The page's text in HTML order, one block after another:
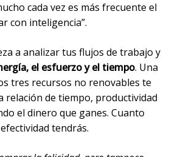
cada vez es más frecuente el
con inteligencia”.
a analizar tus flujos de trabajo y
el esfuerzo y el tiempo. Una
tres recursos no renovables te
relación de tiempo, productividad
el dinero que ganes. Cuanto
tendrás.